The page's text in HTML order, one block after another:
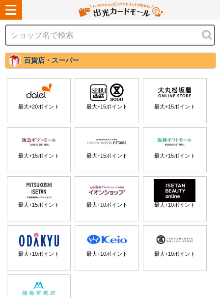
百貨店・スーパー
最大+20ポイント 最大+15ポイント 最大+15ポイント
最大+15ポイント 最大+15ポイント 最大+15ポイント
最大+15ポイント 最大+10ポイント 最大+10ポイント
最大+10ポイント 最大+10ポイント 最大+10ポイント